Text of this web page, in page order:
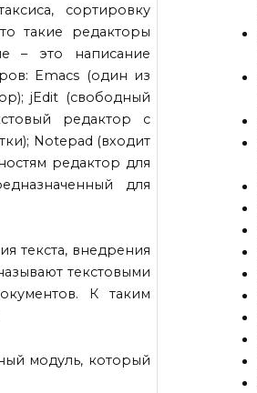
сортировку
такие редакторы
– это написание
Emacs (один из
jEdit (свободный
редактор с
Notepad (входит
редактор для
для
текста, внедрения
текстовыми
К таким
модуль, который